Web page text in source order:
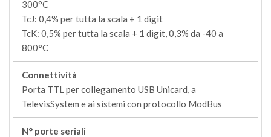
300°C
TcJ: 0,4% per tutta la scala + 1 digit
TcK: 0,5% per tutta la scala + 1 digit, 0,3% da -40 a
800°C
Connettività
Porta TTL per collegamento USB Unicard, a
TelevisSystem e ai sistemi con protocollo ModBus
N° porte seriali